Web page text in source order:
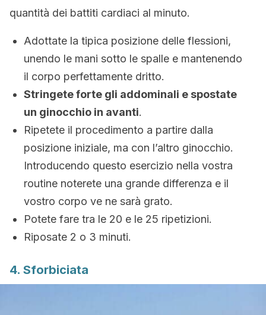
quantità dei battiti cardiaci al minuto.
Adottate la tipica posizione delle flessioni,
unendo le mani sotto le spalle e mantenendo
il corpo perfettamente dritto.
Stringete forte gli addominali e spostate
un ginocchio in avanti.
Ripetete il procedimento a partire dalla
posizione iniziale, ma con l’altro ginocchio.
Introducendo questo esercizio nella vostra
routine noterete una grande differenza e il
vostro corpo ve ne sarà grato.
Potete fare tra le 20 e le 25 ripetizioni.
Riposate 2 o 3 minuti.
4. Sforbiciata